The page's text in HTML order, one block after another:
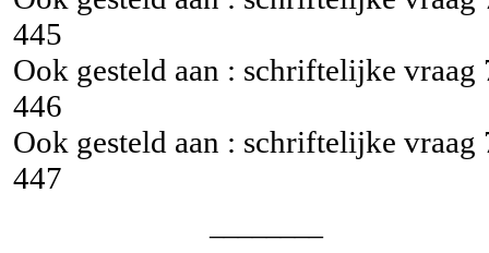
445
Ook gesteld aan : schriftelijke vraag
446
Ook gesteld aan : schriftelijke vraag
447